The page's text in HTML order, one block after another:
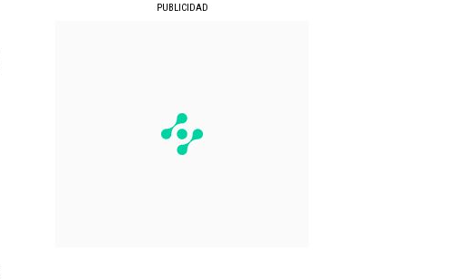
PUBLICIDAD